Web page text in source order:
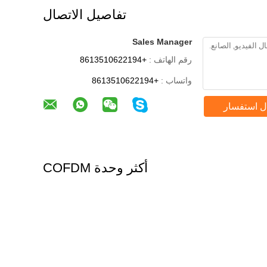
تفاصيل الاتصال
Sales Manager
رقم الهاتف : +8613510622194
واتساب : +8613510622194
استفسار
أكثر وحدة COFDM